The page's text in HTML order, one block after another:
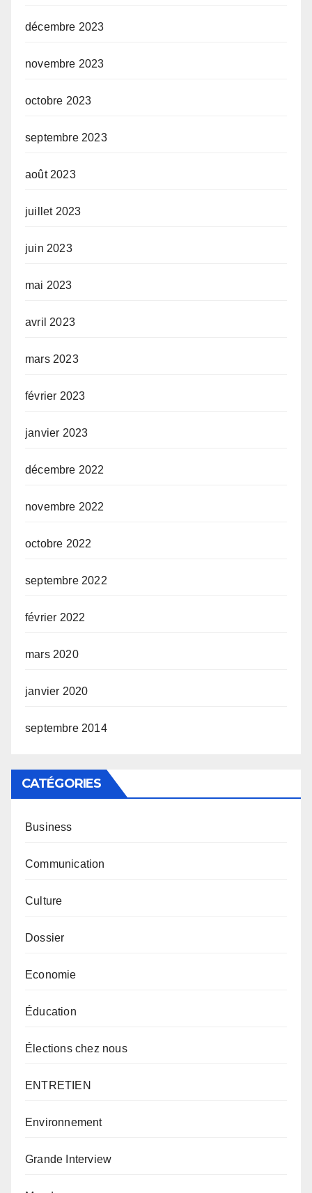
décembre 2023
novembre 2023
octobre 2023
septembre 2023
août 2023
juillet 2023
juin 2023
mai 2023
avril 2023
mars 2023
février 2023
janvier 2023
décembre 2022
novembre 2022
octobre 2022
septembre 2022
février 2022
mars 2020
janvier 2020
septembre 2014
CATÉGORIES
Business
Communication
Culture
Dossier
Economie
Éducation
Élections chez nous
ENTRETIEN
Environnement
Grande Interview